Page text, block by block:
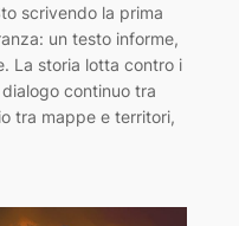
scrivendo la prima
un testo informe,
La storia lotta contro i
continuo tra
tra mappe e territori,